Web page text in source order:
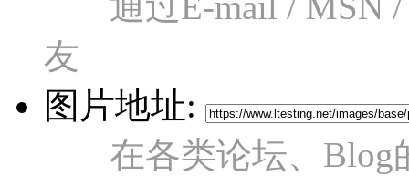
友
图片地址:
在各类论坛、Blog